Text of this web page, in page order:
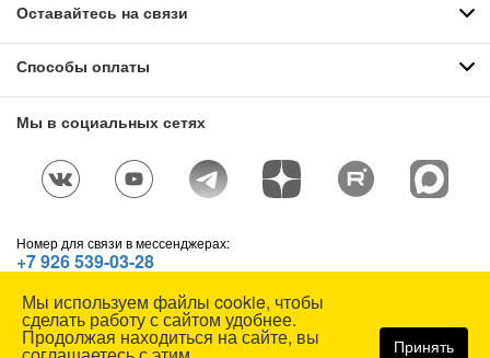
Оставайтесь на связи
Способы оплаты
Мы в социальных сетях
Номер для связи в мессенджерах:
+7 926 539-03-28
© СОЮЗСПЕЦОДЕЖДА, 1991—2026. Все права защищены.
Использование материалов сайта без разрешения запрещено.
Карта сайта
Мы используем файлы cookie, чтобы
сделать работу с сайтом удобнее.
Продолжая находиться на сайте, вы Принять